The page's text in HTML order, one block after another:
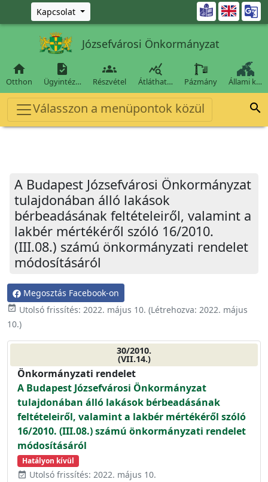
Ugrás a fő tartalomra
Kapcsolat 
Józsefvárosi Önkormányzat

Otthon

Ügyintéz…

Részvétel

Átláthat… Pázmány Állami k…
Válasszon a menüpontok közül 
A Budapest Józsefvárosi Önkormányzat
tulajdonában álló lakások
bérbeadásának feltételeiről, valamint a
lakbér mértékéről szóló 16/2010.
(III.08.) számú önkormányzati rendelet
módosításáról
Megosztás Facebook-on
event_available Utolsó frissítés: 2022. május 10. (Létrehozva: 2022. május
10.)
30/2010.
(VII.14.)
Önkormányzati rendelet
A Budapest Józsefvárosi Önkormányzat
tulajdonában álló lakások bérbeadásának
feltételeiről, valamint a lakbér mértékéről szóló
16/2010. (III.08.) számú önkormányzati rendelet
módosításáról
Hatályon kívül
event_available Utolsó frissítés: 2022. május 10.